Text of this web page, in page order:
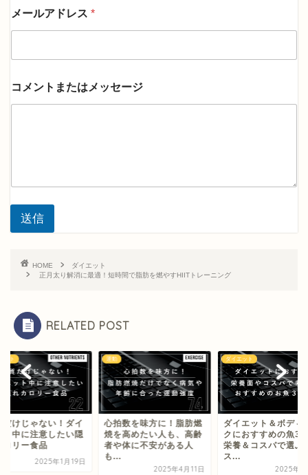
メ
ン
は
メ
ッ
メールアドレス *
コメントまたはメッセージ
送信
HOME
ダイエット
正月太り解消に最適！短時間で脂肪を燃やすHIITトレーニング
RELATED POST
ット
だけじゃない！ダイ
ト中に注意したい隠
ロリー食品
2025年1月19日
運動
心拍数を味方に！脂肪燃
焼を高めたい人も、高齢
者や体に不安がある人
も...
2025年4月11日
ダイエット
ダイエット＆ボディ
クにおすすめの魚3
栄養＆コスパで選ぶ
ス...
2025年2